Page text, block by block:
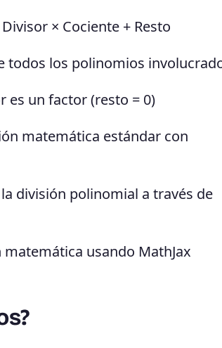
× Cociente + Resto
todos los polinomios
es un factor (resto = 0)
matemática estándar con
división polinomial a través de
usando MathJax